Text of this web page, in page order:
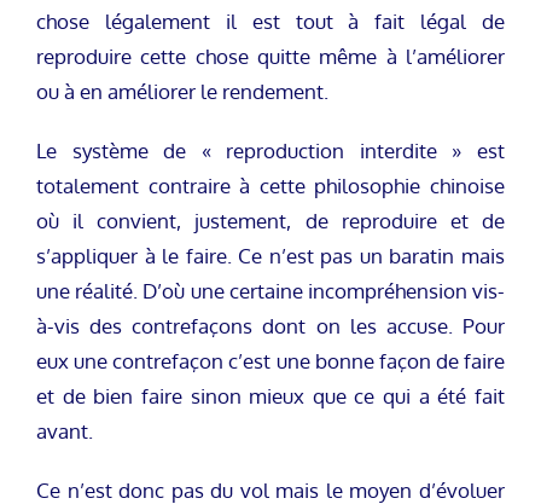
chose légalement il est tout à fait légal de
reproduire cette chose quitte même à l’améliorer
ou à en améliorer le rendement.
Le système de « reproduction interdite » est
totalement contraire à cette philosophie chinoise
où il convient, justement, de reproduire et de
s’appliquer à le faire. Ce n’est pas un baratin mais
une réalité. D’où une certaine incompréhension vis-
à-vis des contrefaçons dont on les accuse. Pour
eux une contrefaçon c’est une bonne façon de faire
et de bien faire sinon mieux que ce qui a été fait
avant.
Ce n’est donc pas du vol mais le moyen d’évoluer